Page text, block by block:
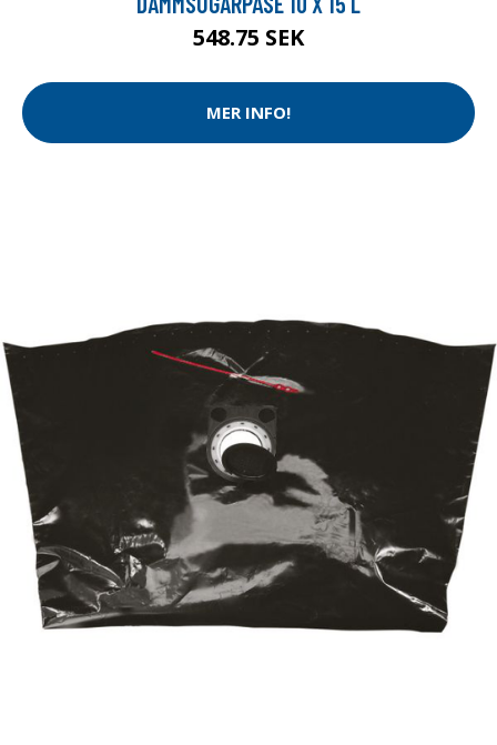
548.75 SEK
MER INFO!